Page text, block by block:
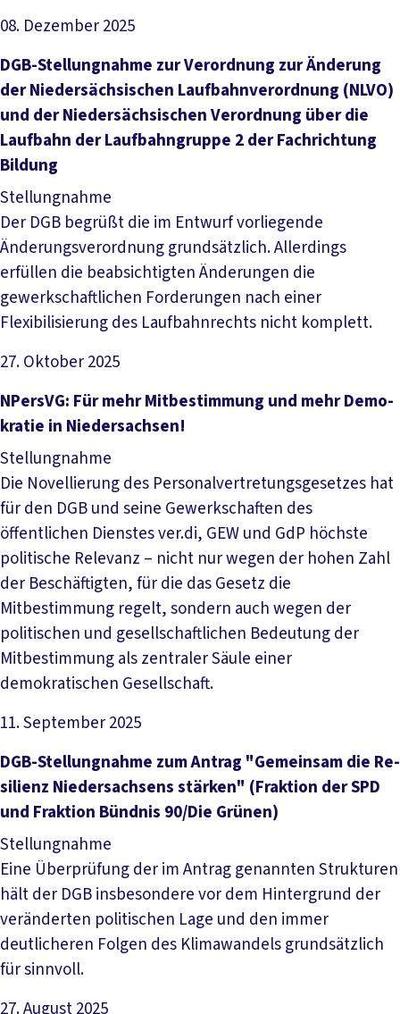
08. Dezember 2025
Datei herunterladen
DGB-­Stel­lung­nah­me zur Ver­ord­nung zur Än­de­rung
der Nie­der­säch­si­schen Lauf­bahn­ver­ord­nung (N­LVO)
und der Nie­der­säch­si­schen Ver­ord­nung über die
Lauf­bahn der Lauf­bahn­grup­pe 2 der Fach­rich­tung
Bil­dung
Stellungnahme
Der DGB begrüßt die im Entwurf vorliegende
Änderungsverordnung grundsätzlich. Allerdings
erfüllen die beabsichtigten Änderungen die
gewerkschaftlichen Forderungen nach einer
Flexibilisierung des Laufbahnrechts nicht komplett.
27. Oktober 2025
Datei herunterladen
NPersV­G: Für mehr Mit­be­stim­mung und mehr De­mo­
kra­tie in Nie­der­sach­sen!
Stellungnahme
Die Novellierung des Personalvertretungsgesetzes hat
für den DGB und seine Gewerkschaften des
öffentlichen Dienstes ver.di, GEW und GdP höchste
politische Relevanz – nicht nur wegen der hohen Zahl
der Beschäftigten, für die das Gesetz die
Mitbestimmung regelt, sondern auch wegen der
politischen und gesellschaftlichen Bedeutung der
Mitbestimmung als zentraler Säule einer
demokratischen Gesellschaft.
11. September 2025
Datei herunterladen
DGB-­Stel­lung­nah­me zum An­trag "Ge­mein­sam die Re­
si­li­enz Nie­der­sach­sens stär­ken" (Frak­ti­on der SPD
und Frak­ti­on Bünd­nis 90/­Die Grü­nen)
Stellungnahme
Eine Überprüfung der im Antrag genannten Strukturen
hält der DGB insbesondere vor dem Hintergrund der
veränderten politischen Lage und den immer
deutlicheren Folgen des Klimawandels grundsätzlich
für sinnvoll.
27. August 2025